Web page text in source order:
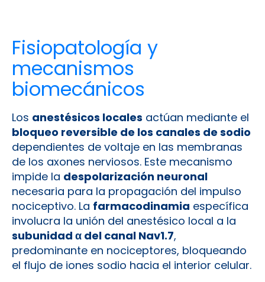
Fisiopatología y
mecanismos
biomecánicos
Los anestésicos locales actúan mediante el
bloqueo reversible de los canales de sodio
dependientes de voltaje en las membranas
de los axones nerviosos. Este mecanismo
impide la despolarización neuronal
necesaria para la propagación del impulso
nociceptivo. La farmacodinamia específica
involucra la unión del anestésico local a la
subunidad α del canal Nav1.7,
predominante en nociceptores, bloqueando
el flujo de iones sodio hacia el interior celular.